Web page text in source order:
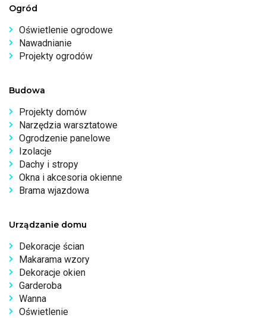
Ogród
Oświetlenie ogrodowe
Nawadnianie
Projekty ogrodów
Budowa
Projekty domów
Narzędzia warsztatowe
Ogrodzenie panelowe
Izolacje
Dachy i stropy
Okna i akcesoria okienne
Brama wjazdowa
Urządzanie domu
Dekoracje ścian
Makarama wzory
Dekoracje okien
Garderoba
Wanna
Oświetlenie